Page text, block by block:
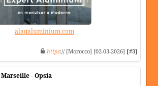
alaqaluminium.com
https:// [Morocco] [02-03-2026] [#3]
- Opsia